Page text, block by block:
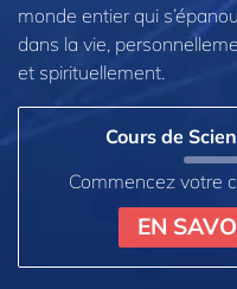
monde entier qui
dans la vie,
et spirituellement.
Cours de
Commencez votre
EN